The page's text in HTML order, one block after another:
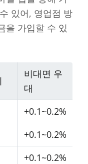
있어, 영업점 방
을 가입할 수 있
비대면 우
대
+0.1~0.2%
+0.1~0.2%
+0.1~0.2%